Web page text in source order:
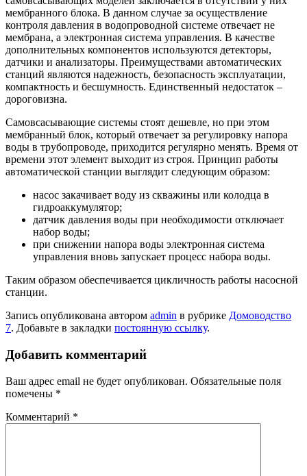
мембранного блока. В данном случае за осуществление
контроля давления в водопроводной системе отвечает не
мембрана, а электронная система управления. В качестве
дополнительных компонентов используются детекторы,
датчики и анализаторы. Преимуществами автоматических
станций являются надежность, безопасность эксплуатации,
компактность и бесшумность. Единственный недостаток –
дороговизна.
Самовсасывающие системы стоят дешевле, но при этом
мембранный блок, который отвечает за регулировку напора
воды в трубопроводе, приходится регулярно менять. Время от
времени этот элемент выходит из строя. Принцип работы
автоматической станции выглядит следующим образом:
насос закачивает воду из скважины или колодца в
гидроаккумулятор;
датчик давления воды при необходимости отключает
набор воды;
при снижении напора воды электронная система
управления вновь запускает процесс набора воды.
Таким образом обеспечивается цикличность работы насосной
станции.
Запись опубликована автором admin в рубрике Домоводство
7. Добавьте в закладки постоянную ссылку.
Добавить комментарий
Ваш адрес email не будет опубликован. Обязательные поля
помечены *
Комментарий *